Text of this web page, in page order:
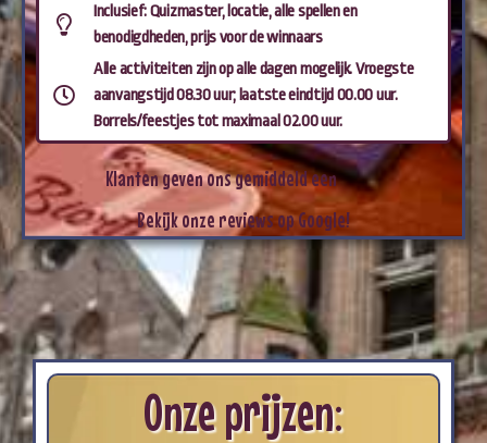
Inclusief: Quizmaster, locatie, alle spellen en
benodigdheden, prijs voor de winnaars
Alle activiteiten zijn op alle dagen mogelijk. Vroegste
aanvangstijd 08.30 uur; laatste eindtijd 00.00 uur.
Borrels/feestjes tot maximaal 02.00 uur.
Klantengevenonsgemiddeldeen9,6!
Bekijkonze reviewsopGoogle!
Onze prijzen: